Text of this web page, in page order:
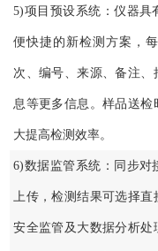
5)项目预设系统：仪器具
便快捷的新检测方案，
次、编号、来源、备注
息等更多信息。样品送
大提高检测效率。
6)数据监管系统：同步对
上传，检测结果可选择
安全监管及大数据分析处